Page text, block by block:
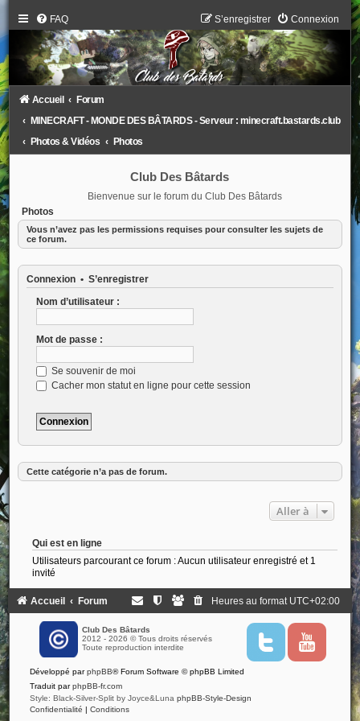
FAQ Connexion
S’enregistrer
Accueil
Forum
MINECRAFT - MONDE DES BÂTARDS - Serveur : minecraft.bastards.club
Photos & Vidéos
Photos
Club Des Bâtards
Bienvenue sur le forum du Club Des Bâtards
Photos
Vous n’avez pas les permissions requises pour consulter les sujets de
ce forum.
Connexion• S’enregistrer
Nom d’utilisateur :
Mot de passe :
Se souvenir de moi
Cacher mon statut en ligne pour cette session
Cette catégorie n’a pas de forum.
Aller à
Qui est en ligne
Utilisateurs parcourant ce forum : Aucun utilisateur enregistré et 1
invité
Accueil Forum Heures au format UTC+02:00
Club Des Bâtards
2012 - 2026 © Tous droits réservés
Toute reproduction interdite
T
i
Y
u
Développé parphpBB® Forum Software © phpBB Limited
Traduit parphpBB-fr.com
Style: Black-Silver-Split by Joyce&Luna phpBB-Style-Design
Confidentialité | Conditions